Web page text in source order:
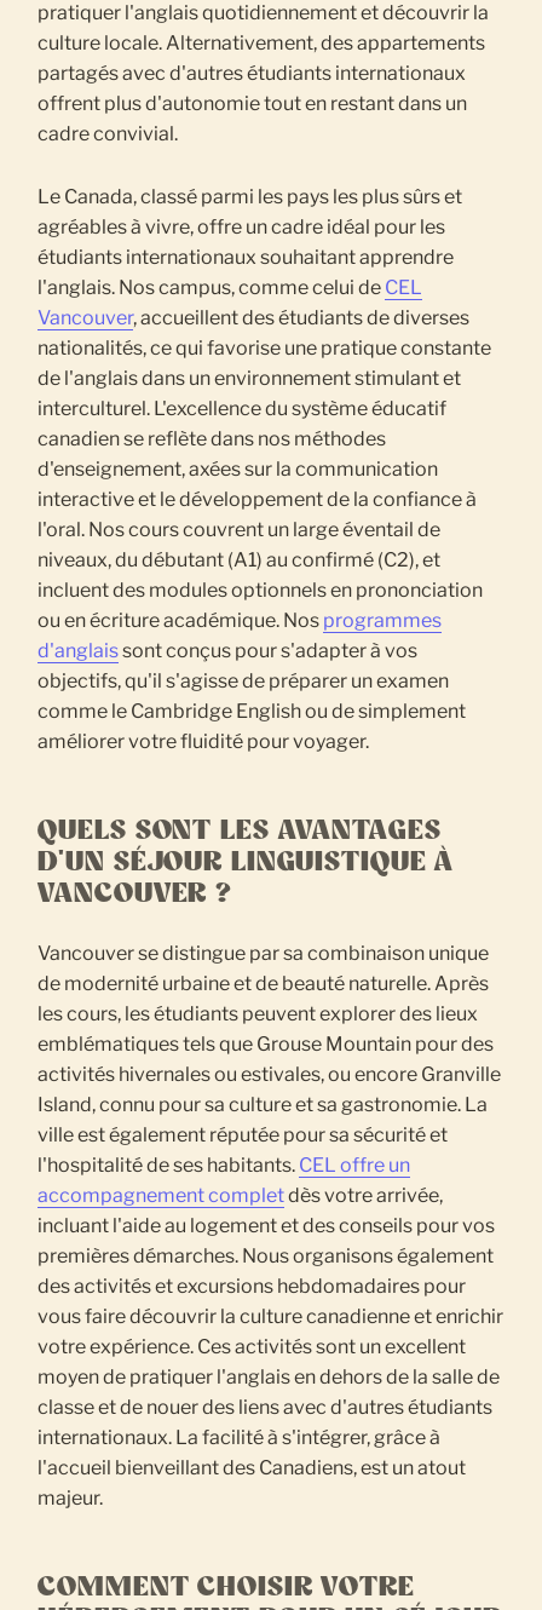
pratiquer l'anglais quotidiennement et découvrir la
culture locale. Alternativement, des appartements
partagés avec d'autres étudiants internationaux
offrent plus d'autonomie tout en restant dans un
cadre convivial.
Le Canada, classé parmi les pays les plus sûrs et
agréables à vivre, offre un cadre idéal pour les
étudiants internationaux souhaitant apprendre
l'anglais. Nos campus, comme celui de CEL
Vancouver, accueillent des étudiants de diverses
nationalités, ce qui favorise une pratique constante
de l'anglais dans un environnement stimulant et
interculturel. L'excellence du système éducatif
canadien se reflète dans nos méthodes
d'enseignement, axées sur la communication
interactive et le développement de la confiance à
l'oral. Nos cours couvrent un large éventail de
niveaux, du débutant (A1) au confirmé (C2), et
incluent des modules optionnels en prononciation
ou en écriture académique. Nos programmes
d'anglaissont conçus pour s'adapter à vos
objectifs, qu'il s'agisse de préparer un examen
comme le Cambridge English ou de simplement
améliorer votre fluidité pour voyager.
QUELS SONT LES AVANTAGES
D'UN SÉJOUR LINGUISTIQUE À
VANCOUVER ?
Vancouver se distingue par sa combinaison unique
de modernité urbaine et de beauté naturelle. Après
les cours, les étudiants peuvent explorer des lieux
emblématiques tels que Grouse Mountain pour des
activités hivernales ou estivales, ou encore Granville
Island, connu pour sa culture et sa gastronomie. La
ville est également réputée pour sa sécurité et
l'hospitalité de ses habitants. CEL offre un
accompagnement completdès votre arrivée,
incluant l'aide au logement et des conseils pour vos
premières démarches. Nous organisons également
des activités et excursions hebdomadaires pour
vous faire découvrir la culture canadienne et enrichir
votre expérience. Ces activités sont un excellent
moyen de pratiquer l'anglais en dehors de la salle de
classe et de nouer des liens avec d'autres étudiants
internationaux. La facilité à s'intégrer, grâce à
l'accueil bienveillant des Canadiens, est un atout
majeur.
COMMENT CHOISIR VOTRE